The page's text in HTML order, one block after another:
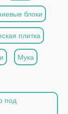
блоки
плитка
Мука
под